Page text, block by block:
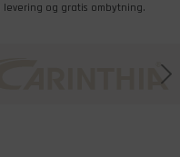
og gratis ombytning.